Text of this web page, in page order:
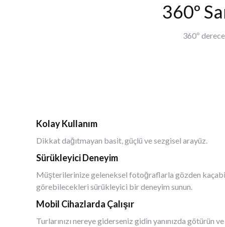
360º
360º
Kolay Kullanım
Dikkat dağıtmayan basit, güçlü ve sezgisel arayüz.
Sürükleyici Deneyim
Müşterilerinize geleneksel fotoğraflarla gözden
görebilecekleri sürükleyici bir deneyim sunun.
Mobil Cihazlarda Çalışır
Turlarınızı nereye giderseniz gidin yanınızda götürün